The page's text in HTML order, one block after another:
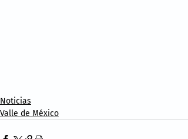
Noticias
Valle de México